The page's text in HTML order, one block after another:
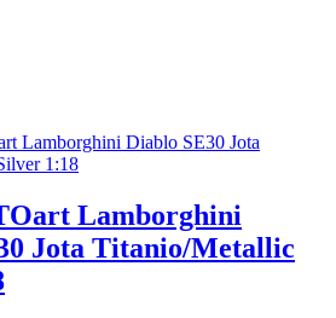
Lamborghini
Jota Titanio/Metallic